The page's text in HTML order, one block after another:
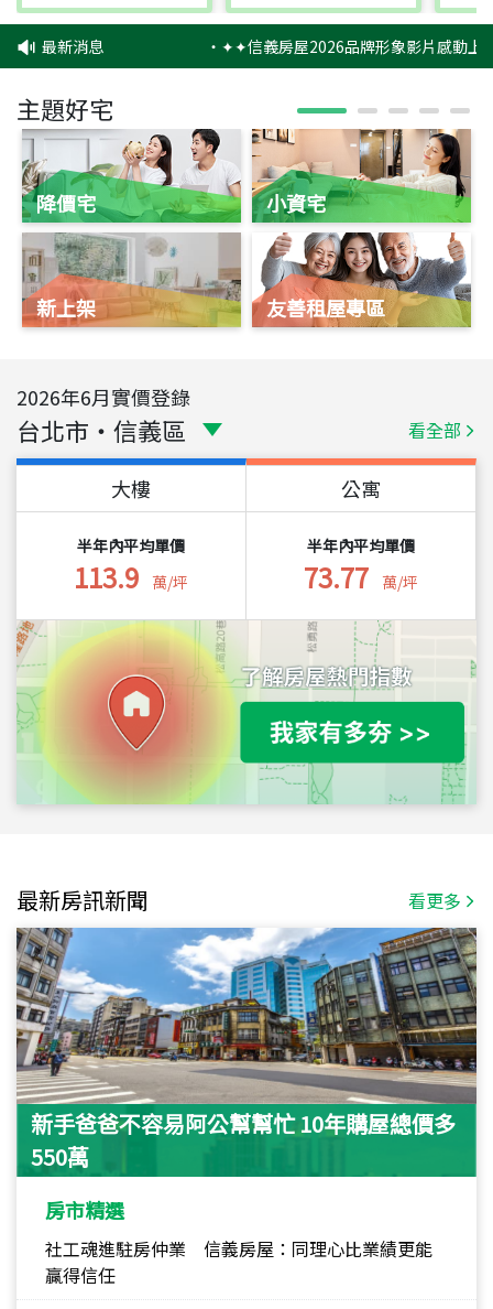
最新消息 ‧✦✦信義房屋2026品牌形象影片感動上
主題好宅
降價宅
新上架
小資宅
友善租屋專區
2026年6月實價登錄
台北市 ・ 信義區 看全部
大樓
半年內平均單價
113.9 萬/坪
公寓
半年內平均單價
73.77 萬/坪
最新房訊新聞 看更多
新手爸爸不容易阿公幫幫忙 10年購屋總價多
550萬
房市精選
社工魂進駐房仲業 信義房屋：同理心比業績更能
贏得信任